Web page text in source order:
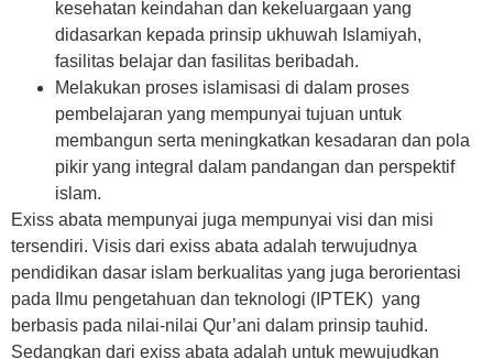
kesehatan keindahan dan kekeluargaan yang
didasarkan kepada prinsip ukhuwah Islamiyah,
fasilitas belajar dan fasilitas beribadah.
Melakukan proses islamisasi di dalam proses
pembelajaran yang mempunyai tujuan untuk
membangun serta meningkatkan kesadaran dan pola
pikir yang integral dalam pandangan dan perspektif
islam.
Exiss abata mempunyai juga mempunyai visi dan misi
tersendiri. Visis dari exiss abata adalah terwujudnya
pendidikan dasar islam berkualitas yang juga berorientasi
pada Ilmu pengetahuan dan teknologi (IPTEK) yang
berbasis pada nilai-nilai Qur’ani dalam prinsip tauhid.
Sedangkan dari exiss abata adalah untuk mewujudkan